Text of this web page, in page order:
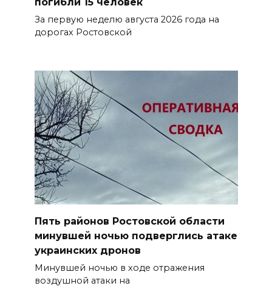
За первую неделю августа 2026 года на
дорогах Ростовской
Пять районов Ростовской области
минувшей ночью подверглись атаке
украинских дронов
Минувшей ночью в ходе отражения
воздушной атаки на